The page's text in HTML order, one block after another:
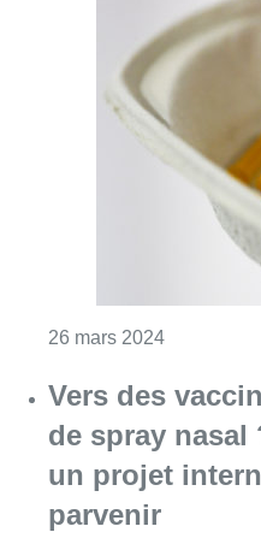
26 mars 2024Consulter
Vers des
de spray nasal
un projet
parvenir